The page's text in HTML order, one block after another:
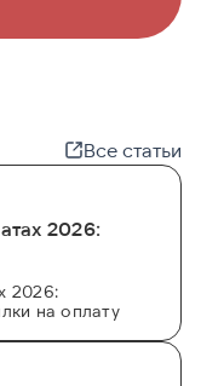
Все статьи
2026:
2026:
на оплату